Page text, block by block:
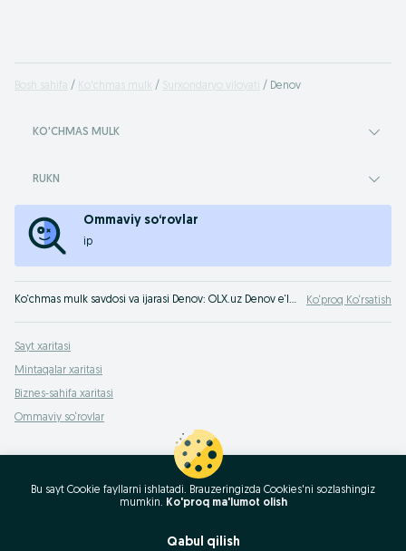
Bosh sahifa Ko'chmas mulk Surxondaryo viloyati Denov
KO'CHMAS MULK
RUKN
Ommaviy so‘rovlar
ip
Ko‘chmas mulk savdosi va ijarasi Denov: OLX.uz Denov e‘lonlar taxtasida ko‘chmas mulkni foydali sotish yoki sotib olish mumkin! OLX.uz uy-joy sotib olish haqida hamma narsani biladi! Ko‘proq Ko‘rsatish
Sayt xaritasi
Mintaqalar xaritasi
Biznes-sahifa xaritasi
Ommaviy so‘rovlar
Bu sayt Cookie fayllarni ishlatadi. Brauzeringizda Cookies'ni sozlashingiz
mumkin. Ko'proq ma'lumot olish
Qabul qilish